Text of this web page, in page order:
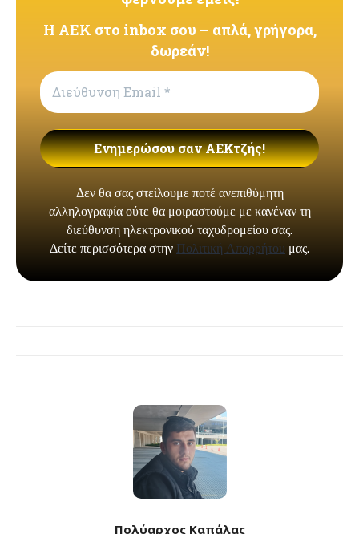
Πολύαρχος Καπάλας